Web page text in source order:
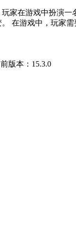
玩家在游戏中扮演
在游戏中，玩家
版本：15.3.0